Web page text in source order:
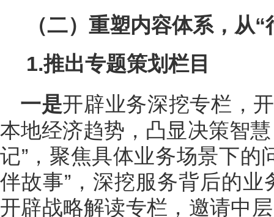
（二）重塑内容体系，从
1.推出专题策划栏目
一是开辟业务深挖专栏，
本地经济趋势，凸显决策智
记”，聚焦具体业务场景下的
伴故事”，深挖服务背后的
开辟战略解读专栏，邀请中